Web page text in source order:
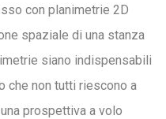
con planimetrie 2D
spaziale di una stanza
siano indispensabili
che non tutti riescono a
prospettiva a volo